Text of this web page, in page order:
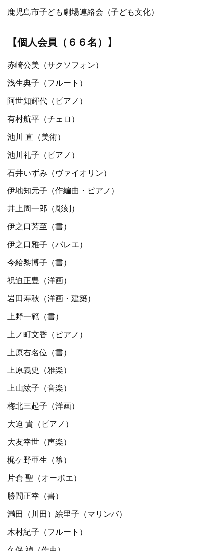
鹿児島市子ども劇場連絡会（子ども文化）
【個人会員（６６名）】
赤崎公美（サクソフォン）
浅生典子（フルート）
阿世知輝代（ピアノ）
有村航平（チェロ）
池川 直（美術）
池川礼子（ピアノ）
石井いずみ（ヴァイオリン）
伊地知元子（作編曲・ピアノ）
井上周一郎（彫刻）
伊之口芳至（書）
伊之口雅子（バレエ）
今給黎博子（書）
祝迫正豊（洋画）
岩田寿秋（洋画・建築）
上野一範（書）
上ノ町文香（ピアノ）
上原右名位（書）
上原義史（雅楽）
上山紘子（音楽）
梅北三起子（洋画）
大迫 貴（ピアノ）
大友幸世（声楽）
梶ケ野亜生（箏）
片倉 聖（オーボエ）
勝間正幸（書）
満田（川田）絵里子（マリンバ）
木村紀子（フルート）